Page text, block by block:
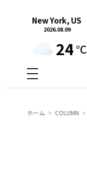
New York, US
2026.08.09
24°C
ホーム COLUMN